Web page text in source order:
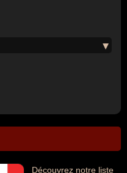
Découvrez notre liste